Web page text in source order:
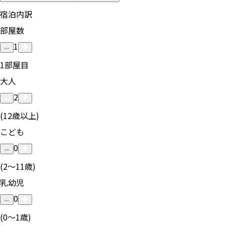
宿泊内訳
部屋数
1
1部屋目
大人
2
(12歳以上)
こども
0
(2〜11歳)
乳幼児
0
(0〜1歳)